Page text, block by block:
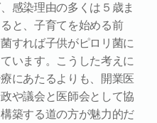
感染理由の多くは５歳ま
と、子育てを始める前
すれば子供がピロリ菌に
います。こうした考えに
にあたるよりも、開業医
や議会と医師会として協
築する道の方が魅力的だ